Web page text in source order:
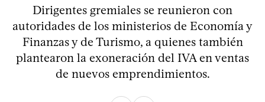
Dirigentes gremiales se reunieron con
autoridades de los ministerios de Economía y
Finanzas y de Turismo, a quienes también
plantearon la exoneración del IVA en ventas
de nuevos emprendimientos.